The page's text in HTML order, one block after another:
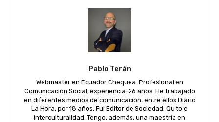
Pablo Terán
Webmaster en Ecuador Chequea. Profesional en
Comunicación Social, experiencia-26 años. He trabajado
en diferentes medios de comunicación, entre ellos Diario
La Hora, por 18 años. Fui Editor de Sociedad, Quito e
Interculturalidad. Tengo, además, una maestría en